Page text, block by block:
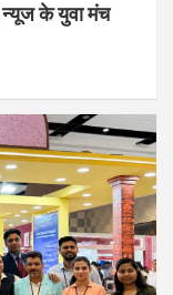
न्यूज के युवा मंच